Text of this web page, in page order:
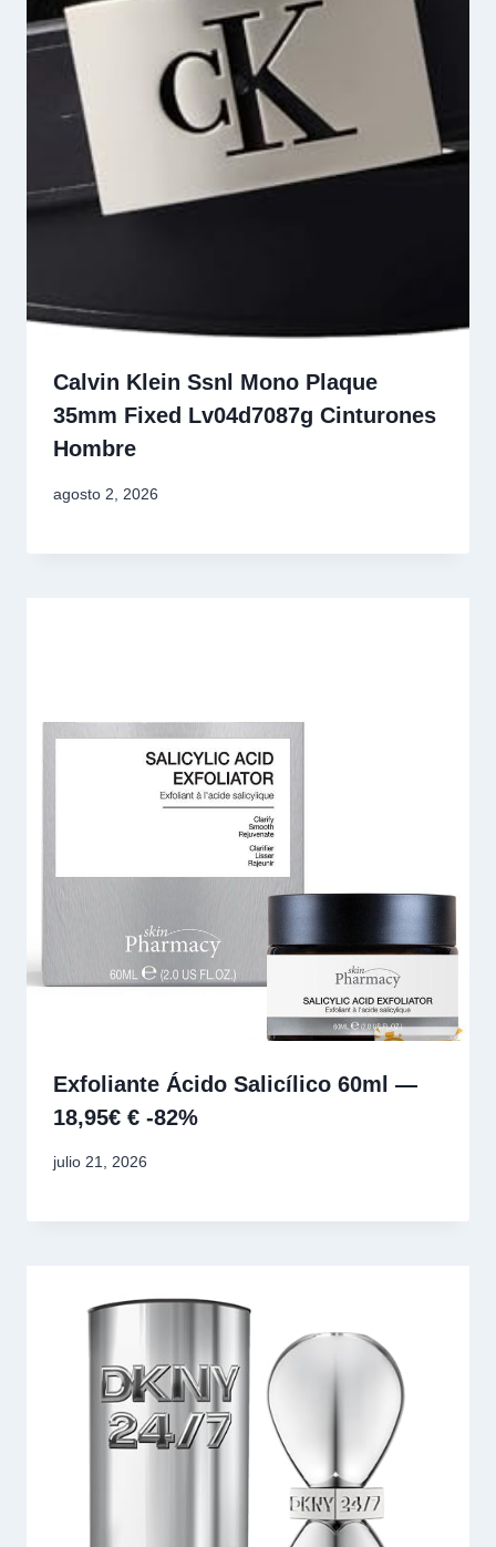
Calvin Klein Ssnl Mono Plaque
35mm Fixed Lv04d7087g Cinturones
Hombre
agosto 2, 2026
Exfoliante Ácido Salicílico 60ml —
18,95€ € -82%
julio 21, 2026